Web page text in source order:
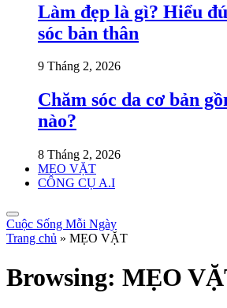
Làm đẹp là gì? Hiểu
sóc bản thân
9 Tháng 2, 2026
Chăm sóc da cơ bản
nào?
8 Tháng 2, 2026
MẸO VẶT
CÔNG CỤ A.I
Cuộc Sống Mỗi Ngày
Trang chủ » MẸO VẶT
Browsing: MẸO